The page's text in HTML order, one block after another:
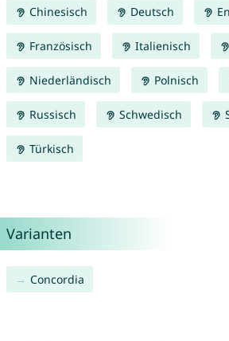
Chinesisch Deutsch
Französisch Italienisch
Niederländisch Polnisch
Russisch Schwedisch
Türkisch
Varianten
Concordia